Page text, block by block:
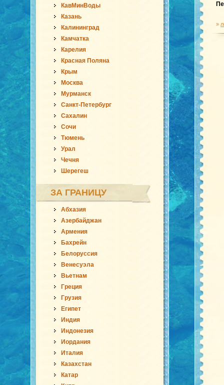
КавМинВоды
Казань
Калининград
Камчатка
Карелия
Красная Поляна
Крым
Москва
Мурманск
Санкт-Петербург
Сахалин
Сочи
Тюмень
Урал
Чечня
Шерегеш
ЗА ГРАНИЦУ
Абхазия
Азербайджан
Армения
Бахрейн
Белоруссия
Венесуэла
Вьетнам
Греция
Грузия
Египет
Индия
Индонезия
Иордания
Италия
Казахстан
Катар
»